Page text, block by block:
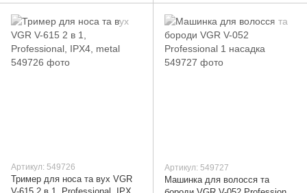
Артикул: 549726
Тример для носа та вух VGR
Артикул: 549727
Машинка для волосся та